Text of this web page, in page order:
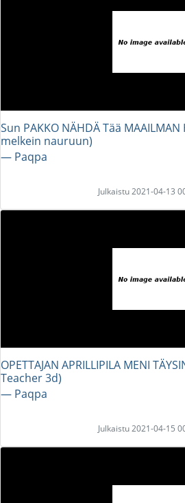
Sun PAKKO NÄHDÄ Tää
melkein nauruun)
― Paqpa
Julkaistu 2021-04-13
OPETTAJAN APRILLIPILA MENI
Teacher 3d)
― Paqpa
Julkaistu 2021-04-15